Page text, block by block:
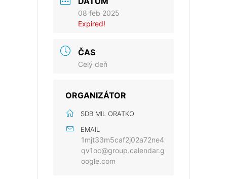
08 feb 2025
Expired!
ČAS
Celý deň
ORGANIZÁTOR
SDB MIL ORATKO
EMAIL
1mjt33m5caf2j02a72ne4
qv1oc@group.calendar.g
oogle.com